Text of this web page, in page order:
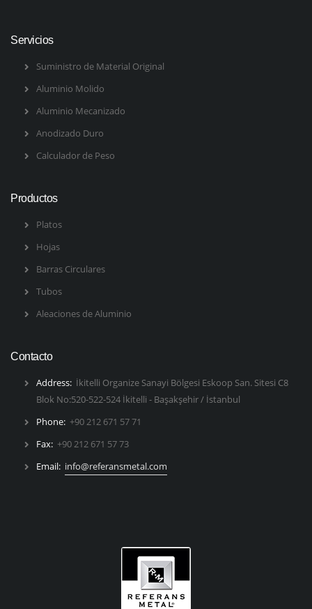
Servicios
Suministro de Material Original
Aluminio Molido
Aluminio Mecanizado
Anodizado Duro
Calculador de Peso
Productos
Platos
Hojas
Barras Circulares
Tubos
Aleaciones de Aluminio
Contacto
Address: İkitelli Organize Sanayi Bölgesi Eskoop San. Sitesi C8
Blok No:520-522-524 İkitelli - Başakşehir / İstanbul
Phone: +90 212 671 57 71
Fax: +90 212 671 57 73
Email: info@referansmetal.com